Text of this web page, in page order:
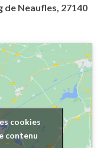
de Neaufles, 27140
cookies
contenu